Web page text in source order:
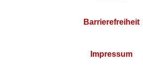
Barrierefreiheit
Impressum